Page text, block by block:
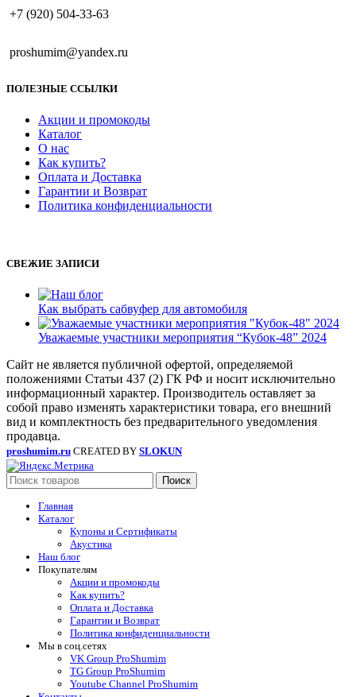
+7 (920) 504-33-63
proshumim@yandex.ru
ПОЛЕЗНЫЕ ССЫЛКИ
Акции и промокоды
Каталог
О нас
Как купить?
Оплата и Доставка
Гарантии и Возврат
Политика конфиденциальности
СВЕЖИЕ ЗАПИСИ
Как выбрать сабвуфер для автомобиля
Уважаемые участники мероприятия “Кубок-48” 2024
Сайт не является публичной офертой, определяемой
положениями Статьи 437 (2) ГК РФ и носит исключительно
информационный характер. Производитель оставляет за
собой право изменять характеристики товара, его внешний
вид и комплектность без предварительного уведомления
продавца.
proshumim.ru CREATED BY SLOKUN
Поиск
Главная
Каталог
Купоны и Сертификаты
Акустика
Наш блог
Покупателям
Акции и промокоды
Как купить?
Оплата и Доставка
Гарантии и Возврат
Политика конфиденциальности
Мы в соц.сетях
VK Group ProShumim
TG Group ProShumim
Youtube Channel ProShumim